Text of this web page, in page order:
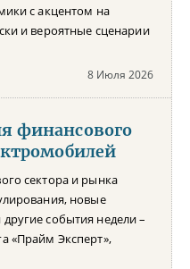
с акцентом на
и вероятные сценарии
8 Июля 2026
финансового
сектора и рынка
новые
события недели –
«Прайм Эксперт»,